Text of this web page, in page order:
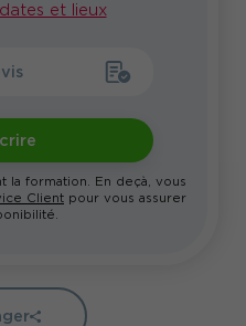
et lieux
la formation. En deçà, vous
Client pour vous assurer